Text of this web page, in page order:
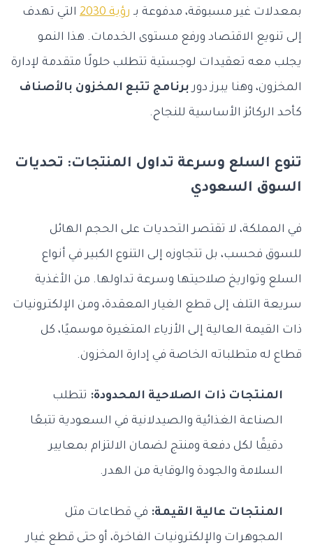
بمعدلات غير مسبوقة، مدفوعة بـ رؤية 2030
التي تهدف
إلى تنويع الاقتصاد ورفع مستوى الخدمات. هذا النمو
يجلب معه تعقيدات لوجستية تتطلب حلولًا متقدمة لإدارة
المخزون، وهنا يبرز دور برنامج تتبع المخزون بالأصناف
كأحد الركائز الأساسية للنجاح.
تنوع السلع وسرعة تداول المنتجات: تحديات
السوق السعودي
في المملكة، لا تقتصر التحديات على الحجم الهائل
للسوق فحسب، بل تتجاوزه إلى التنوع الكبير في أنواع
السلع وتواريخ صلاحيتها وسرعة تداولها. من الأغذية
سريعة التلف إلى قطع الغيار المعقدة، ومن الإلكترونيات
ذات القيمة العالية إلى الأزياء المتغيرة موسميًا، كل
قطاع له متطلباته الخاصة في إدارة المخزون.
المنتجات ذات الصلاحية المحدودة: تتطلب
الصناعة الغذائية والصيدلانية في السعودية تتبعًا
دقيقًا لكل دفعة ومنتج لضمان الالتزام بمعايير
السلامة والجودة والوقاية من الهدر.
المنتجات عالية القيمة: في قطاعات مثل
المجوهرات والإلكترونيات الفاخرة، أو حتى قطع غيار